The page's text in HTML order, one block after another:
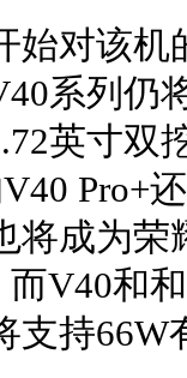
始对该
系列仍
英寸双
Pro+
将成为
V40和
支持